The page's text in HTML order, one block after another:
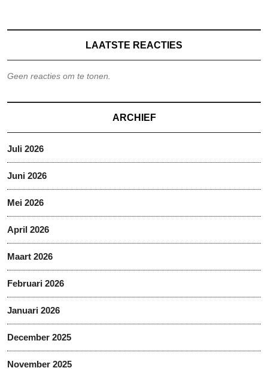
LAATSTE REACTIES
Geen reacties om te tonen.
ARCHIEF
Juli 2026
Juni 2026
Mei 2026
April 2026
Maart 2026
Februari 2026
Januari 2026
December 2025
November 2025